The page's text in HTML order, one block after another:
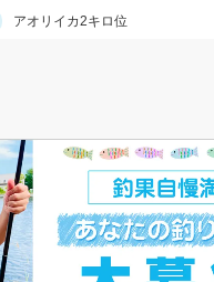
アオリイカ2キロ位